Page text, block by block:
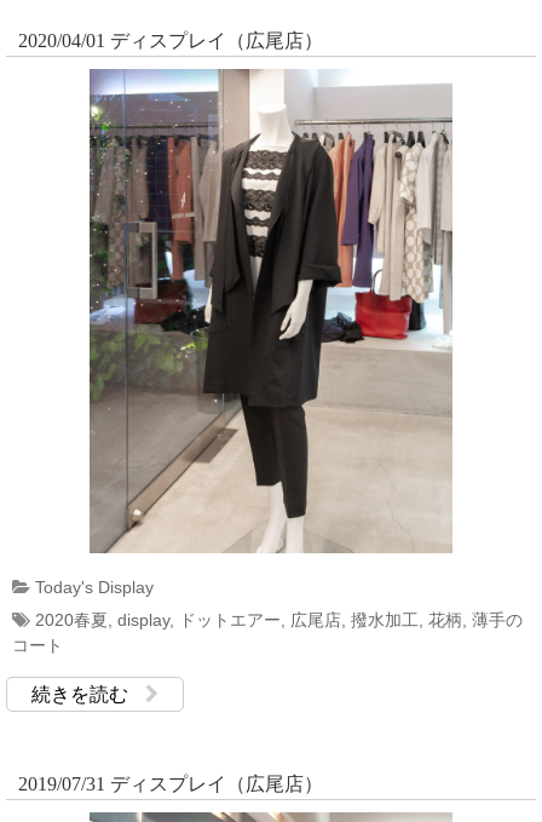
2020/04/01 ディスプレイ（広尾店）
Today's Display
2020春夏 display, ドットエアー 広尾店 撥水加工 花柄 薄手の
コート
続きを読む
2019/07/31 ディスプレイ（広尾店）